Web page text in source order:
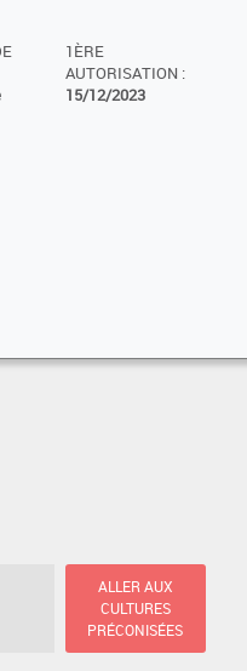
1ÈRE
AUTORISATION :
15/12/2023
ALLER AUX
CULTURES
PRÉCONISÉES